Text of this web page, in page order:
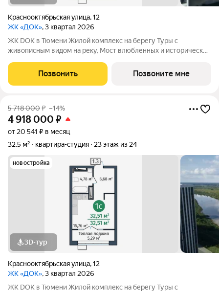
Краснооктябрьская улица,12
ЖК «ДОК», 3 квартал 2026
ЖК DOK в Тюмени Жилой комплекс на берегу Туры с
живописным видом на реку, Мост влюбленных и исторический
принципиально новой организацией общественных зон. Три
лепестка здания сходятся в большое
Позвонить Позвоните мне
5 718 000₽ –14%
4 918 000 ₽
от 20 541 ₽ в месяц
32,5 м²
квартира-студия 23 этаж из 24
новостройка
3D-тур
Краснооктябрьская улица,12
ЖК «ДОК», 3 квартал 2026
ЖК DOK в Тюмени Жилой комплекс на берегу Туры с